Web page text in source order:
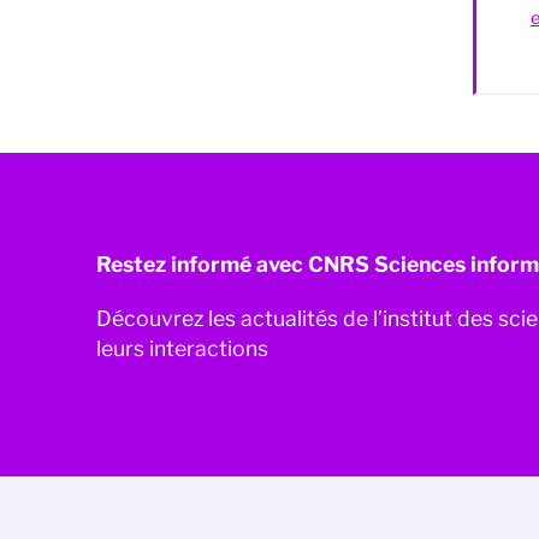
Restez informé avec CNRS Sciences
Découvrez les actualités de l’institut des
leurs interactions